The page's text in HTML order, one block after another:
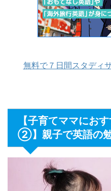
無料で７日間スタディ
【子育てママにお
②】親子で英語の